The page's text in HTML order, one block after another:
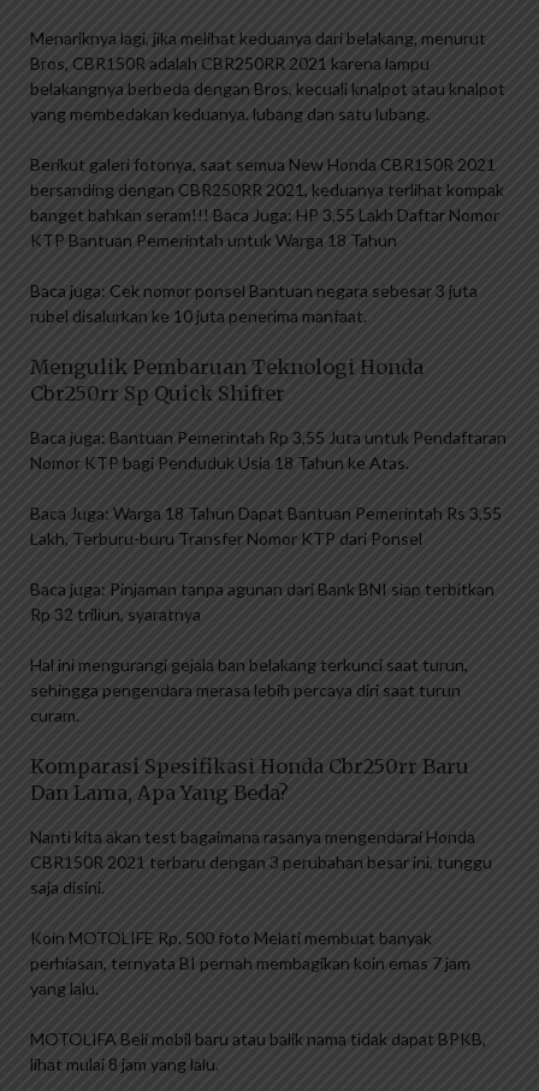
Menariknya lagi, jika melihat keduanya dari belakang, menurut
Bros, CBR150R adalah CBR250RR 2021 karena lampu
belakangnya berbeda dengan Bros, kecuali knalpot atau knalpot
yang membedakan keduanya. lubang dan satu lubang.
Berikut galeri fotonya, saat semua New Honda CBR150R 2021
bersanding dengan CBR250RR 2021, keduanya terlihat kompak
banget bahkan seram!!! Baca Juga: HP 3,55 Lakh Daftar Nomor
KTP Bantuan Pemerintah untuk Warga 18 Tahun
Baca juga: Cek nomor ponsel Bantuan negara sebesar 3 juta
rubel disalurkan ke 10 juta penerima manfaat.
Mengulik Pembaruan Teknologi Honda
Cbr250rr Sp Quick Shifter
Baca juga: Bantuan Pemerintah Rp 3,55 Juta untuk Pendaftaran
Nomor KTP bagi Penduduk Usia 18 Tahun ke Atas.
Baca Juga: Warga 18 Tahun Dapat Bantuan Pemerintah Rs 3,55
Lakh, Terburu-buru Transfer Nomor KTP dari Ponsel
Baca juga: Pinjaman tanpa agunan dari Bank BNI siap terbitkan
Rp 32 triliun, syaratnya
Hal ini mengurangi gejala ban belakang terkunci saat turun,
sehingga pengendara merasa lebih percaya diri saat turun
curam.
Komparasi Spesifikasi Honda Cbr250rr Baru
Dan Lama, Apa Yang Beda?
Nanti kita akan test bagaimana rasanya mengendarai Honda
CBR150R 2021 terbaru dengan 3 perubahan besar ini, tunggu
saja disini.
Koin MOTOLIFE Rp. 500 foto Melati membuat banyak
perhiasan, ternyata BI pernah membagikan koin emas 7 jam
yang lalu.
MOTOLIFA Beli mobil baru atau balik nama tidak dapat BPKB,
lihat mulai 8 jam yang lalu.